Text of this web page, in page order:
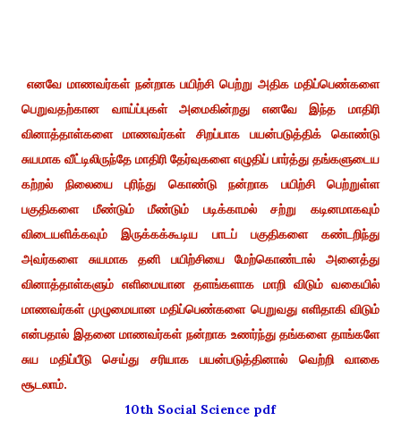
எனவே மாணவர்கள் நன்றாக பயிற்சி பெற்று அதிக மதிப்பெண்களை
பெறுவதற்கான வாய்ப்புகள் அமைகின்றது எனவே இந்த மாதிரி
வினாத்தாள்களை மாணவர்கள் சிறப்பாக பயன்படுத்திக் கொண்டு
சுயமாக வீட்டிலிருந்தே மாதிரி தேர்வுகளை எழுதிப் பார்த்து தங்களுடைய
கற்றல் நிலையை புரிந்து கொண்டு நன்றாக பயிற்சி பெற்றுள்ள
பகுதிகளை மீண்டும் மீண்டும் படிக்காமல் சற்று கடினமாகவும்
விடையளிக்கவும் இருக்கக்கூடிய பாடப் பகுதிகளை கண்டறிந்து
அவர்களை சுயமாக தனி பயிற்சியை மேற்கொண்டால் அனைத்து
வினாத்தாள்களும் எளிமையான தளங்களாக மாறி விடும் வகையில்
மாணவர்கள் முழுமையான மதிப்பெண்களை பெறுவது எளிதாகி விடும்
என்பதால் இதனை மாணவர்கள் நன்றாக உணர்ந்து தங்களை தாங்களே
சுய மதிப்பீடு செய்து சரியாக பயன்படுத்தினால் வெற்றி வாகை
சூடலாம்.
10th Social Science pdf